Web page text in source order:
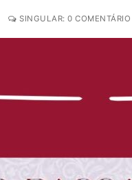
SINGULAR: 0 COMENTÁRIO